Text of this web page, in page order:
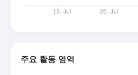
주요 활동 영역